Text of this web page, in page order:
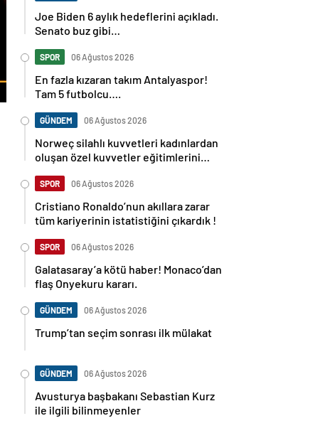
Joe Biden 6 aylık hedeflerini açıkladı.
Senato buz gibi…
SPOR 06 Ağustos 2026
En fazla kızaran takım Antalyaspor!
Tam 5 futbolcu….
GÜNDEM 06 Ağustos 2026
Norweç silahlı kuvvetleri kadınlardan
oluşan özel kuvvetler eğitimlerini
SPOR 06 Ağustos 2026
Cristiano Ronaldo’nun akıllara zarar
tüm kariyerinin istatistiğini çıkardık !
SPOR 06 Ağustos 2026
Galatasaray’a kötü haber! Monaco’dan
flaş Onyekuru kararı.
GÜNDEM 06 Ağustos 2026
Trump’tan seçim sonrası ilk mülakat
GÜNDEM 06 Ağustos 2026
Avusturya başbakanı Sebastian Kurz
ile ilgili bilinmeyenler